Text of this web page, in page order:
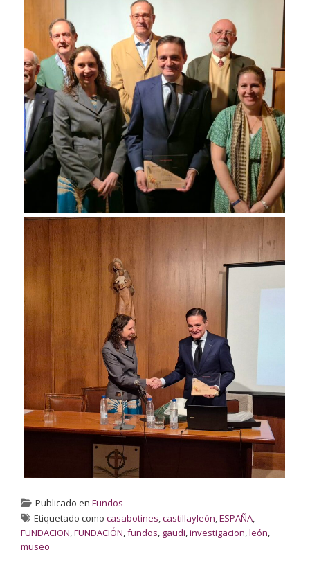
Publicado en Fundos
Etiquetado como casabotines,castillayleón,ESPAÑA,
FUNDACION,FUNDACIÓN,fundos, gaudi,investigacion,león,
museo